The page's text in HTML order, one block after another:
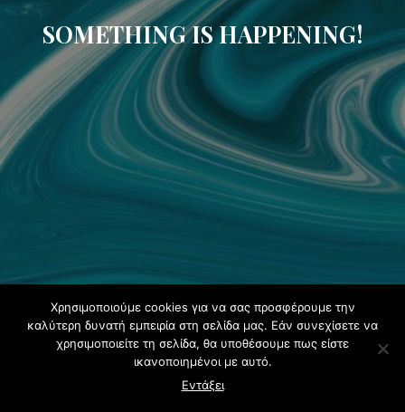
SOMETHING IS HAPPENING!
Χρησιμοποιούμε cookies για να σας προσφέρουμε την
καλύτερη δυνατή εμπειρία στη σελίδα μας. Εάν συνεχίσετε να
χρησιμοποιείτε τη σελίδα, θα υποθέσουμε πως είστε
ικανοποιημένοι με αυτό.
Εντάξει